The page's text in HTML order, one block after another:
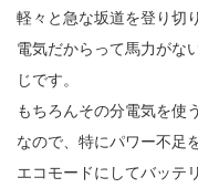
軽々と急な坂道を登り切
電気だからって馬力がな
じです。
もちろんその分電気を使
なので、特にパワー不足
エコモードにしてバッテ